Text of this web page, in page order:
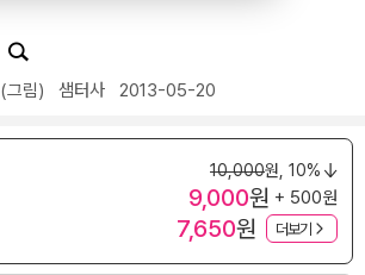
(그림) 샘터사 2013-05-20
10,000원, 10%
9,000원 + 500원
7,650원 더보기